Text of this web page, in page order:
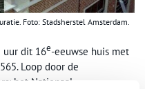
Foto: Stadsherstel Amsterdam.
uur dit 16e-eeuwse huis met
Loop door de
het Nationaal